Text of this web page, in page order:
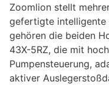
Zoomlion stellt
gefertigte intelligente
gehören die beiden
43X-5RZ, die mit
Pumpensteuerung,
aktiver